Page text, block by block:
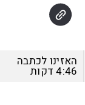
האזינו לכתבה
4:46דקות